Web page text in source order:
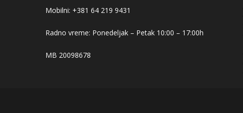
Mobilni: +381 64 219 9431
Radno vreme: Ponedeljak – Petak 10:00 – 17:00h
MB 20098678